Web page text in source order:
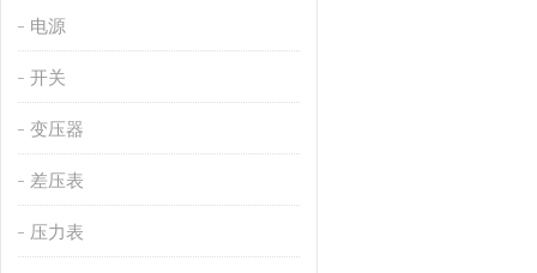
电源
开关
变压器
差压表
压力表